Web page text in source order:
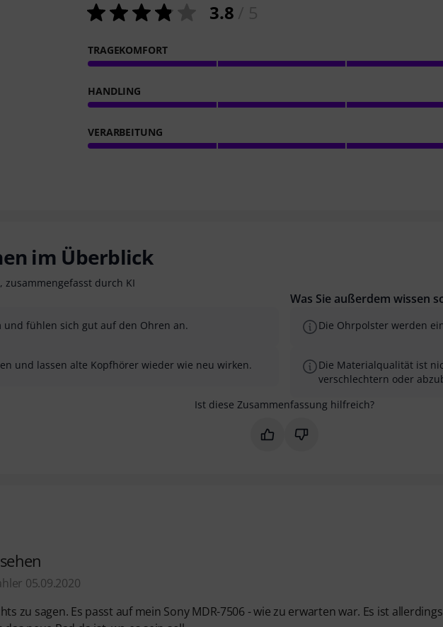
3.8
TRAGEKOMFORT
HANDLING
VERARBEITUNG
im Überblick
durch KI
fühlen sich gut auf den Ohren an.
und lassen alte Kopfhörer wieder wie neu wirken.
Was Sie außerdem wissen
Die Ohrpolster werden
Die Materialqualität ist
verschlechtern oder
Ist diese Zusammenfassung hilfreich?
Markieren Sie diese
Markieren Sie diese
05.09.2020
zu sagen. Es passt auf mein Sony MDR-7506 - wie zu erwarten war. Es ist